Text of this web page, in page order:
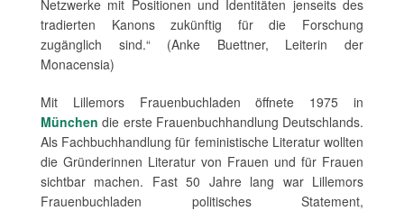
Netzwerke mit Positionen und Identitäten jenseits des
tradierten Kanons zukünftig für die Forschung
zugänglich sind.“ (Anke Buettner, Leiterin der
Monacensia)
Mit Lillemors Frauenbuchladen öffnete 1975 in
München die erste Frauenbuchhandlung Deutschlands.
Als Fachbuchhandlung für feministische Literatur wollten
die Gründerinnen Literatur von Frauen und für Frauen
sichtbar machen. Fast 50 Jahre lang war Lillemors
Frauenbuchladen politisches Statement,